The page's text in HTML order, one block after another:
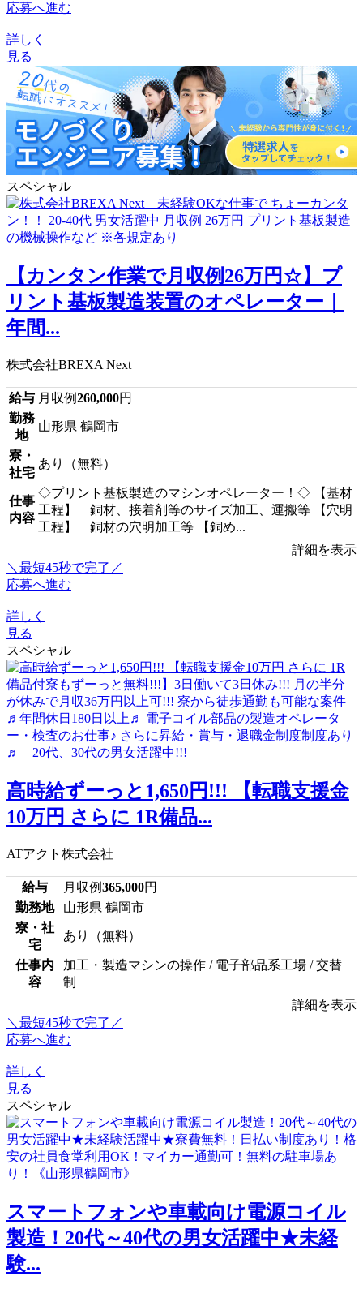
応募へ進む
詳しく
見る
スペシャル
【カンタン作業で月収例26万円☆】プ
リント基板製造装置のオペレーター｜
年間...
株式会社BREXA Next
給与 月収例260,000円
勤務
地
山形県 鶴岡市
寮・
社宅
あり（無料）
仕事
内容
◇プリント基板製造のマシンオペレーター！◇ 【基材
工程】 銅材、接着剤等のサイズ加工、運搬等 【穴明
工程】 銅材の穴明加工等 【銅め...
詳細を表示
＼最短45秒で完了／
応募へ進む
詳しく
見る
スペシャル
高時給ずーっと1,650円!!! 【転職支援金
10万円 さらに 1R備品...
ATアクト株式会社
給与 月収例365,000円
勤務地
山形県 鶴岡市
寮・社
宅
あり（無料）
仕事内
容
加工・製造マシンの操作 / 電子部品系工場 / 交替
制
詳細を表示
＼最短45秒で完了／
応募へ進む
詳しく
見る
スペシャル
スマートフォンや車載向け電源コイル
製造！20代～40代の男女活躍中★未経
験...